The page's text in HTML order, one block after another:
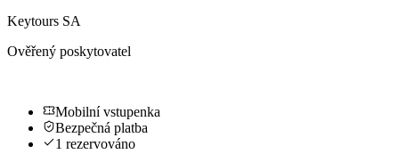
Keytours SA
Ověřený poskytovatel
Mobilní vstupenka
Bezpečná platba
1 rezervováno